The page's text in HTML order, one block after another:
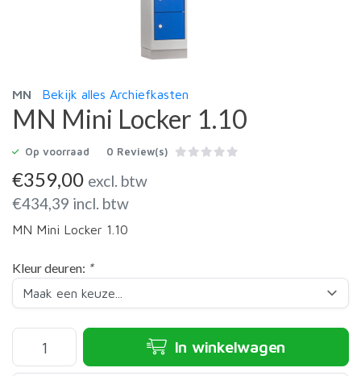
MN Bekijk alles Archiefkasten
MN Mini Locker 1.10
Op voorraad 0 Review(s)
€359,00 excl. btw
€434,39 incl. btw
MN Mini Locker 1.10
Kleur deuren: *
In winkelwagen